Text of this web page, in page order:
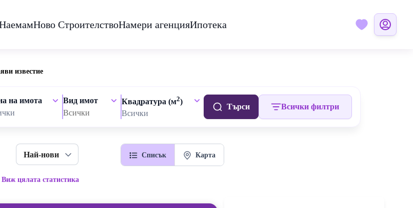
Ново СтроителствоНамери агенцияИпотека
известие
на имота
Вид имот
Всички
Квадратура (м2)
Всички
Търси Всички филтри
Най-нови Списък Карта
Виж цялата статистика